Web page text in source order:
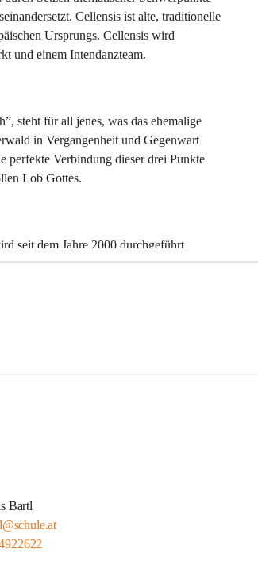
Cellensis ist alte, traditionelle
Ursprungs. Cellensis wird
und einem Intendanzteam.
steht für all jenes, was das ehemalige
in Vergangenheit und Gegenwart
perfekte Verbindung dieser drei Punkte
Lob Gottes.
seit dem Jahre 2000 durchgeführt
Bartl